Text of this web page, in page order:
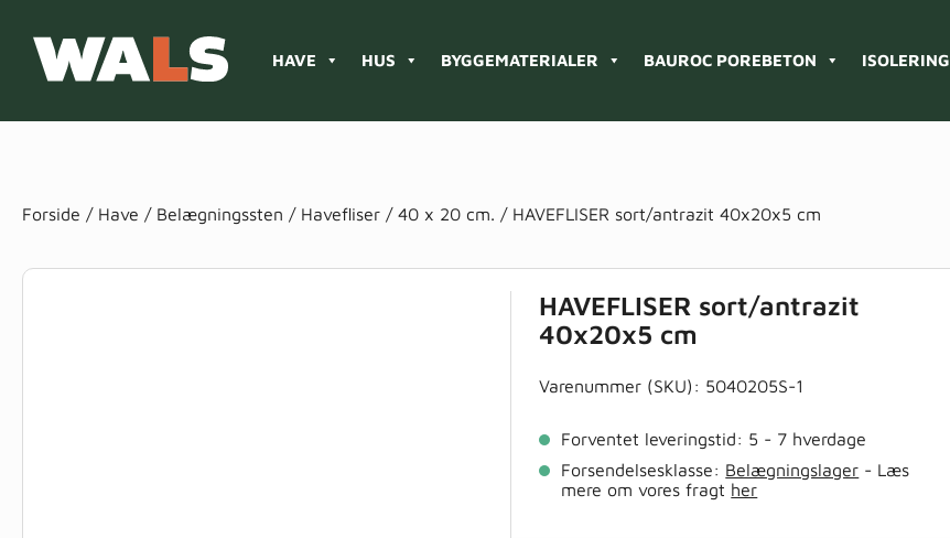
HAVE HUS BYGGEMATERIALER BAUROC POREBETON ISOLERING
Forside / Have / Belægningssten / Havefliser / 40 x 20 cm. / HAVEFLISER sort/antrazit 40x20x5 cm
HAVEFLISER sort/antrazit
40x20x5 cm
Varenummer (SKU): 5040205S-1
Forventet leveringstid: 5 - 7 hverdage
Forsendelsesklasse: Belægningslager - Læs
mere om vores fragt her